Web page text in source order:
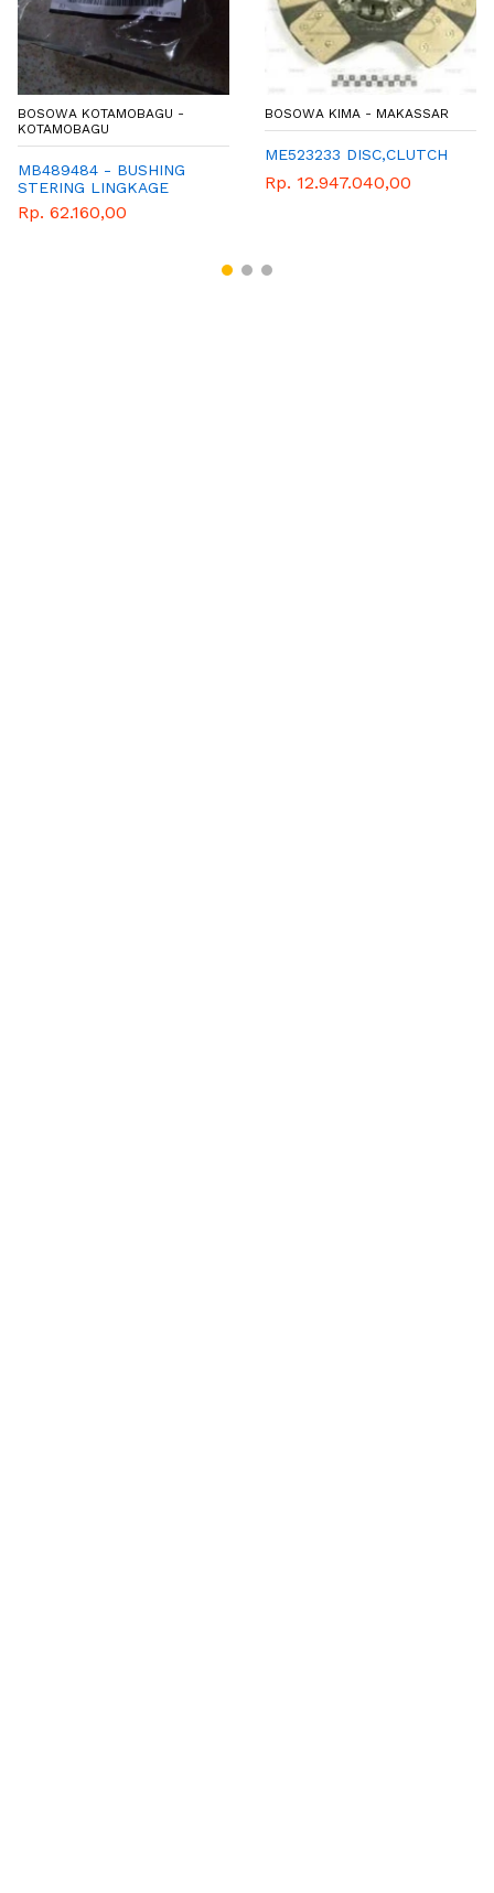
BOSOWA KOTAMOBAGU -
KOTAMOBAGU
MB489484 - BUSHING
STERING LINGKAGE
Rp. 62.160,00
BOSOWA KIMA - MAKASSAR
ME523233 DISC,CLUTCH
Rp. 12.947.040,00